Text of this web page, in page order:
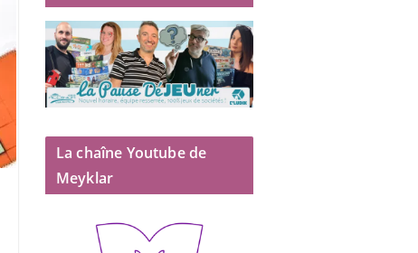
La chaîne Youtube de
Meyklar